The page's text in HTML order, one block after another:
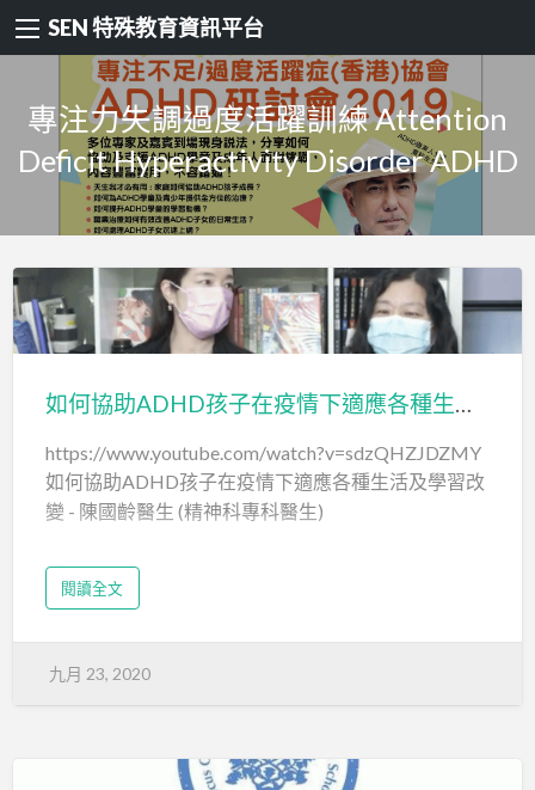
SEN 特殊教育資訊平台
專注力失調過度活躍訓練 Attention
Deficit Hyperactivity Disorder ADHD
如何協助ADHD孩子在疫情下適應各種生活及學習改變 – 陳國齡醫生 (精神科專科醫生)
https://www.youtube.com/watch?v=sdzQHZJDZMY
如何協助ADHD孩子在疫情下適應各種生活及學習改
變 - 陳國齡醫生 (精神科專科醫生)
閱讀全文
九月 23, 2020